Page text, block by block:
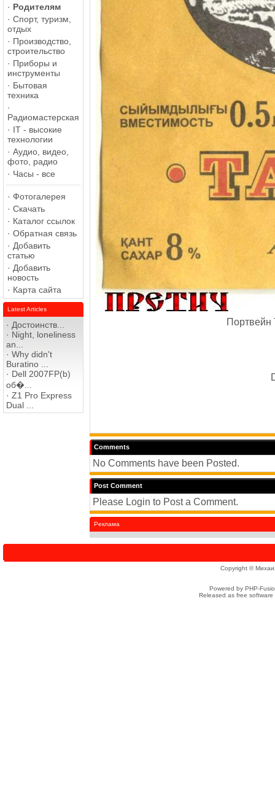
· Родителям
· Спорт, туризм,
отдых
· Производство,
строительство
· Приборы и
инструменты
· Бытовая
техника
·
Радиомастерская
· IT - высокие
технологии
· Аудио, видео,
фото, радио
· Часы - все
· Фотогалерея
· Скачать
· Каталог ссылок
· Обратная связь
· Добавить
статью
· Добавить
новость
· Карта сайта
Latest Articles
· Достоинств...
· Night, loneliness
an...
· Why didn't
Buratino ...
· Dell 2007FP(b)
об�...
· Z1 Pro Express
Dual ...
Портвейн
Comments
No Comments have been Posted.
Post Comment
Please Login to Post a Comment.
Реклама
Copyright ©
Powered by PHP-
Released as free